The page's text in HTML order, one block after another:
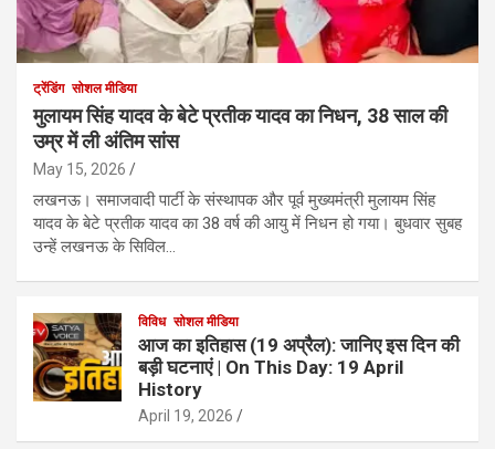
ट्रेंडिंग सोशल मीडिया
मुलायम सिंह यादव के बेटे प्रतीक यादव का निधन, 38 साल की
उम्र में ली अंतिम सांस
May 15, 2026
लखनऊ। समाजवादी पार्टी के संस्थापक और पूर्व मुख्यमंत्री मुलायम सिंह
यादव के बेटे प्रतीक यादव का 38 वर्ष की आयु में निधन हो गया। बुधवार सुबह
उन्हें लखनऊ के सिविल…
विविध सोशल मीडिया
आज का इतिहास (19 अप्रैल): जानिए इस दिन की
बड़ी घटनाएं | On This Day: 19 April
History
April 19, 2026